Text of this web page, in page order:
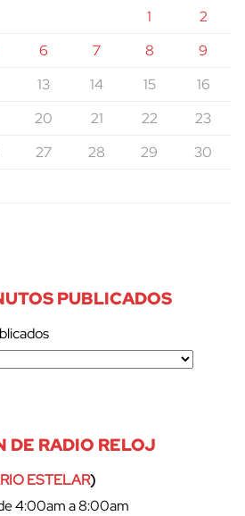
1
2
6 7 8
9
13 14 15
16
20 21 22
23
27 28 29
30
PUBLICADOS
DE RADIO RELOJ
ESTELAR)
4:00am a 8:00am